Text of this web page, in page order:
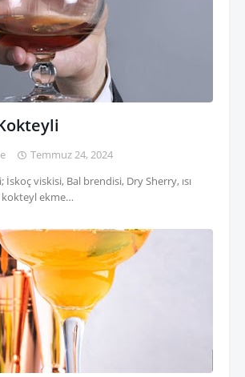
Temmuz 24, 2024
viskisi, Bal brendisi, Dry Sherry, ısı
kokteyl ekme…